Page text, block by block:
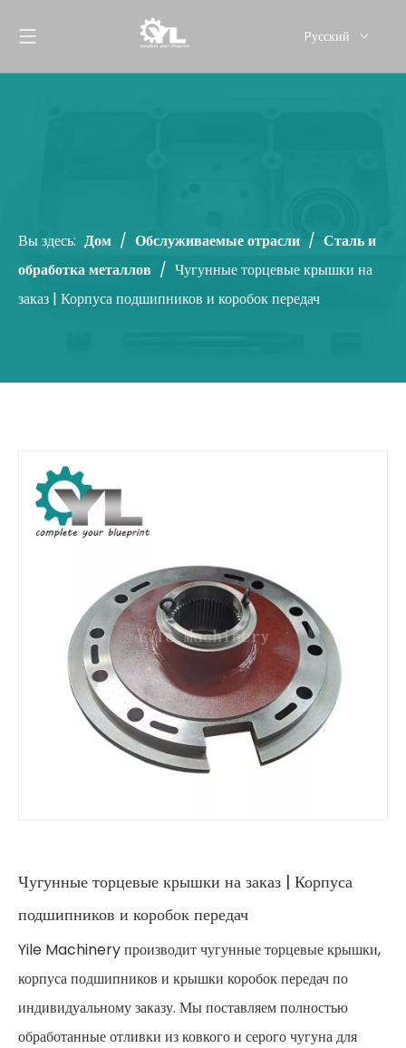
Pусский
Вы здесь: Дом / Обслуживаемые отрасли / Сталь и
обработка металлов / Чугунные торцевые крышки на
заказ | Корпуса подшипников и коробок передач
Чугунные торцевые крышки на заказ | Корпуса
подшипников и коробок передач
Yile Machinery производит чугунные торцевые крышки,
корпуса подшипников и крышки коробок передач по
индивидуальному заказу. Мы поставляем полностью
обработанные отливки из ковкого и серого чугуна для